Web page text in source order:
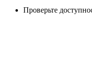
Проверьте